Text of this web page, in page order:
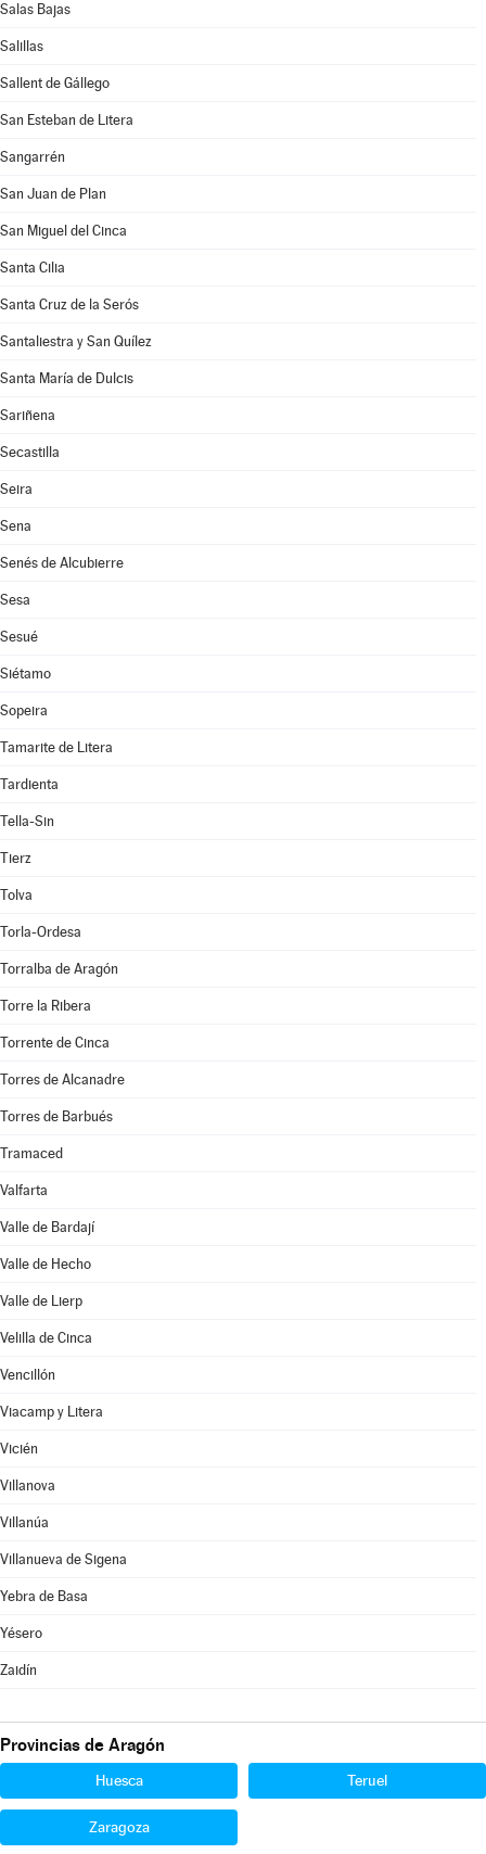
Salas Bajas
Salillas
Sallent de Gállego
San Esteban de Litera
Sangarrén
San Juan de Plan
San Miguel del Cinca
Santa Cilia
Santa Cruz de la Serós
Santaliestra y San Quílez
Santa María de Dulcis
Sariñena
Secastilla
Seira
Sena
Senés de Alcubierre
Sesa
Sesué
Siétamo
Sopeira
Tamarite de Litera
Tardienta
Tella-Sin
Tierz
Tolva
Torla-Ordesa
Torralba de Aragón
Torre la Ribera
Torrente de Cinca
Torres de Alcanadre
Torres de Barbués
Tramaced
Valfarta
Valle de Bardají
Valle de Hecho
Valle de Lierp
Velilla de Cinca
Vencillón
Viacamp y Litera
Vicién
Villanova
Villanúa
Villanueva de Sigena
Yebra de Basa
Yésero
Zaidín
Provincias de Aragón
Huesca Teruel
Zaragoza